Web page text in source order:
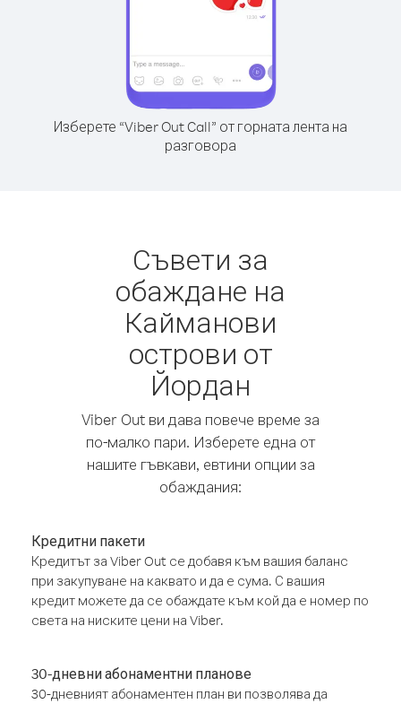
Изберете “Viber Out Call” от горната лента на
разговора
Съвети за
обаждане на
Кайманови
острови от
Йордан
Viber Out ви дава повече време за
по-малко пари. Изберете една от
нашите гъвкави, евтини опции за
обаждания:
Кредитни пакети
Кредитът за Viber Out се добавя към вашия баланс
при закупуване на каквато и да е сума. С вашия
кредит можете да се обаждате към кой да е номер по
света на ниските цени на Viber.
30-дневни абонаментни планове
30-дневният абонаментен план ви позволява да